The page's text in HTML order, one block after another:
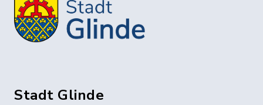
Stadt Glinde